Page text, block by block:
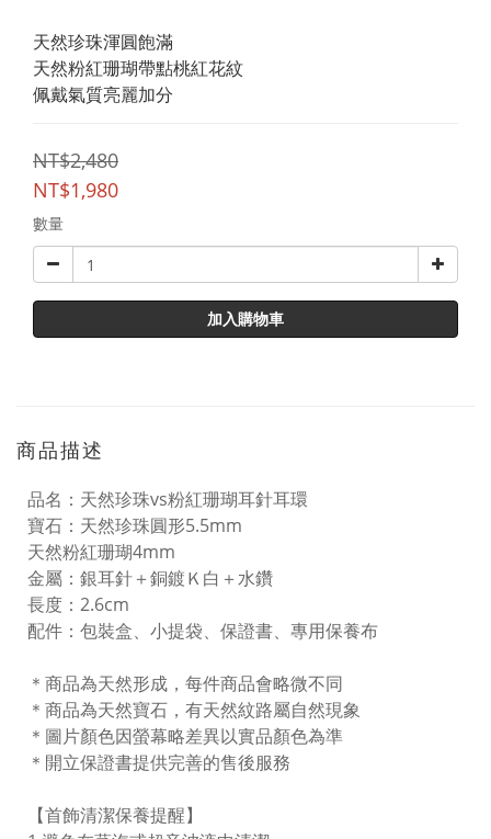
天然珍珠渾圓飽滿
天然粉紅珊瑚帶點桃紅花紋
佩戴氣質亮麗加分
NT$2,480
NT$1,980
數量
加入購物車
商品描述
品名：天然珍珠vs粉紅珊瑚耳針耳環
寶石：天然珍珠圓形5.5mm
天然粉紅珊瑚4mm
金屬：銀耳針＋銅鍍Ｋ白＋水鑽
長度：2.6cm
配件：包裝盒、小提袋、保證書、專用保養布
＊商品為天然形成，每件商品會略微不同
＊商品為天然寶石，有天然紋路屬自然現象
＊圖片顏色因螢幕略差異以實品顏色為準
＊開立保證書提供完善的售後服務
【首飾清潔保養提醒】